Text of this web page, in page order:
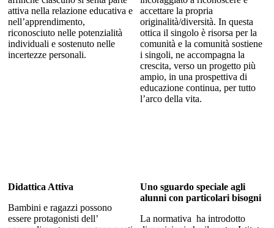
attiva nella relazione educativa e
nell’apprendimento,
riconosciuto nelle potenzialità
individuali e sostenuto nelle
incertezze personali.
accettare la propria
originalità/diversità. In questa
ottica il singolo è risorsa per la
comunità e la comunità sostiene
i singoli, ne accompagna la
crescita, verso un progetto più
ampio, in una prospettiva di
educazione continua, per tutto
l’arco della vita.
Didattica Attiva
Bambini e ragazzi possono
essere protagonisti dell’
Uno sguardo speciale agli
alunni con particolari bisogni
La normativa ha introdotto